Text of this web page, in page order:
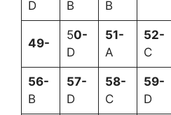
D
B
B
49-
50-
D
51-
A
52-
C
56-
B
57-
D
58-
C
59-
D